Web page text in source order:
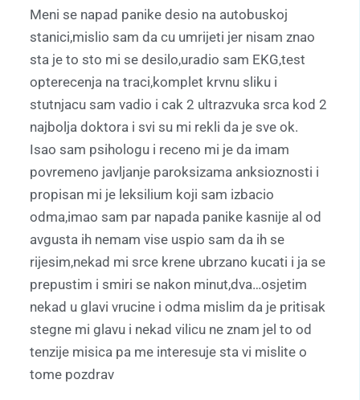
Meni se napad panike desio na autobuskoj
stanici,mislio sam da cu umrijeti jer nisam znao
sta je to sto mi se desilo,uradio sam EKG,test
opterecenja na traci,komplet krvnu sliku i
stutnjacu sam vadio i cak 2 ultrazvuka srca kod 2
najbolja doktora i svi su mi rekli da je sve ok.
Isao sam psihologu i receno mi je da imam
povremeno javljanje paroksizama anksioznosti i
propisan mi je leksilium koji sam izbacio
odma,imao sam par napada panike kasnije al od
avgusta ih nemam vise uspio sam da ih se
rijesim,nekad mi srce krene ubrzano kucati i ja se
prepustim i smiri se nakon minut,dva…osjetim
nekad u glavi vrucine i odma mislim da je pritisak
stegne mi glavu i nekad vilicu ne znam jel to od
tenzije misica pa me interesuje sta vi mislite o
tome pozdrav